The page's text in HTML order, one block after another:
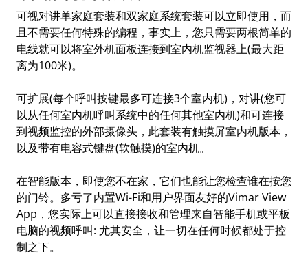
可视对讲单家庭套装和双家庭系统套装可以立即使用，而
且不需要任何特殊的编程，事实上，您只需要两根简单的
电线就可以将室外机面板连接到室内机监视器上(最大距
离为100米)。
可扩展(每个呼叫按键最多可连接3个室内机)，对讲(您可
以从任何室内机呼叫系统中的任何其他室内机)和可连接
到视频监控的外部摄像头，此套装有触摸屏室内机版本，
以及带有电容式键盘(软触摸)的室内机。
在智能版本，即使您不在家，它们也能让您检查谁在按您
的门铃。多亏了内置Wi-Fi和用户界面友好的Vimar View
App，您实际上可以直接接收和管理来自智能手机或平板
电脑的视频呼叫: 尤其安全，让一切在任何时候都处于控
制之下。